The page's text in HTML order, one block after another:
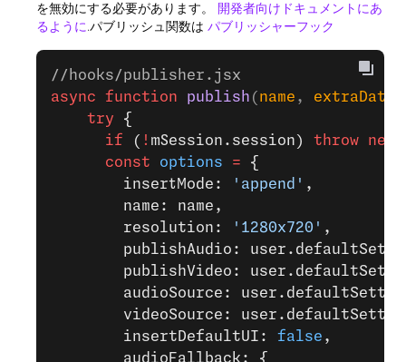
を無効にする必要があります。 開発者向けドキュメントにあ
るように.パブリッシュ関数は パブリッシャーフック
//hooks/publisher.jsx
async function publish ( name , extraData
    try
{
      if
( ! mSession.session) throw new
      const
options = {
        insertMode:
'append' ,
        name: name,
        resolution:
'1280x720' ,
publishAudio:
publishVideo:
audioSource:
videoSource:
        insertDefaultUI:
false ,
        audioFallback: {